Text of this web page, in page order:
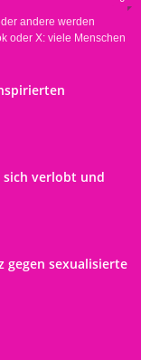
andere werden
oder X: viele Menschen
sich verlobt und
gegen sexualisierte